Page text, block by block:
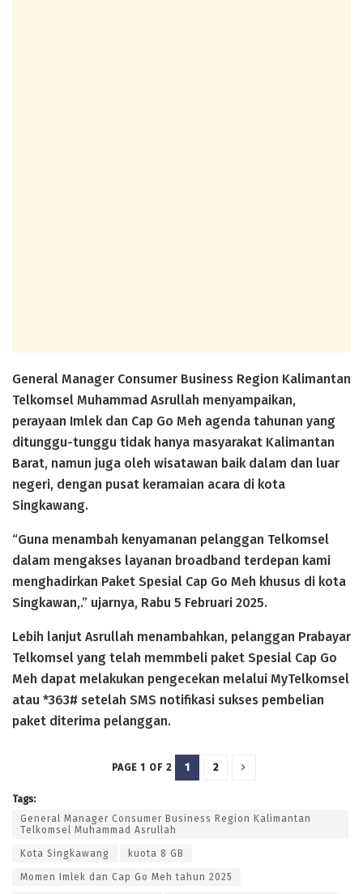
General Manager Consumer Business Region Kalimantan
Telkomsel Muhammad Asrullah menyampaikan,
perayaan Imlek dan Cap Go Meh agenda tahunan yang
ditunggu-tunggu tidak hanya masyarakat Kalimantan
Barat, namun juga oleh wisatawan baik dalam dan luar
negeri, dengan pusat keramaian acara di kota
Singkawang.
“Guna menambah kenyamanan pelanggan Telkomsel
dalam mengakses layanan broadband terdepan kami
menghadirkan Paket Spesial Cap Go Meh khusus di kota
Singkawan,.” ujarnya, Rabu 5 Februari 2025.
Lebih lanjut Asrullah menambahkan, pelanggan Prabayar
Telkomsel yang telah memmbeli paket Spesial Cap Go
Meh dapat melakukan pengecekan melalui MyTelkomsel
atau *363# setelah SMS notifikasi sukses pembelian
paket diterima pelanggan.
PAGE 1 OF 2 1 2
Tags:
General Manager Consumer Business Region Kalimantan
Telkomsel Muhammad Asrullah
Kota Singkawang kuota 8 GB
Momen Imlek dan Cap Go Meh tahun 2025